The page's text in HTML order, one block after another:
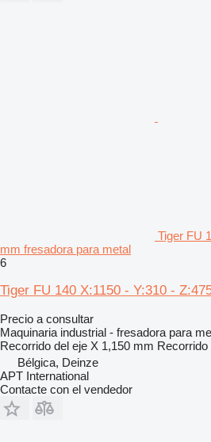
Tiger FU
mm fresadora para metal
6
Tiger FU 140 X:1150 - Y:310 -
Precio a consultar
Maquinaria industrial - fresadora para
Recorrido del eje X 1,150 mm Recorrido
Bélgica, Deinze
APT International
Contacte con el vendedor